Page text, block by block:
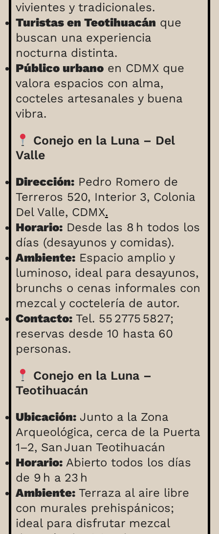
vivientes y tradicionales.
Turistas en Teotihuacán que
buscan una experiencia
nocturna distinta.
Público urbanoen CDMX que
valora espacios con alma,
cocteles artesanales y buena
vibra.
Conejo en la Luna – Del
Valle
Dirección:Pedro Romero de
Terreros 520, Interior 3, Colonia
Del Valle, CDMX.
Horario:Desde las 8 h todos los
días (desayunos y comidas).
Ambiente:Espacio amplio y
luminoso, ideal para desayunos,
brunchs o cenas informales con
mezcal y coctelería de autor.
Contacto:Tel. 55 2775 5827;
reservas desde 10 hasta 60
personas.
Conejo en la Luna –
Teotihuacán
Ubicación:Junto a la Zona
Arqueológica, cerca de la Puerta
1–2, San Juan Teotihuacán
Horario:Abierto todos los días
de 9 h a 23 h
Ambiente:Terraza al aire libre
con murales prehispánicos;
ideal para disfrutar mezcal